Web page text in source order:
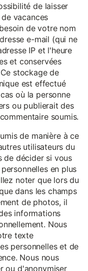
de laisser
vacances
de votre nom
e-mail (qui ne
IP et l'heure
et conservées
stockage de
est effectué
où la personne
ou publierait des
soumis.
de manière à ce
utilisateurs du
de décider si vous
en plus
noter que lors du
dans les champs
de photos, il
informations
Nous
texte
personnelles et de
Nous nous
ou d'anonymiser